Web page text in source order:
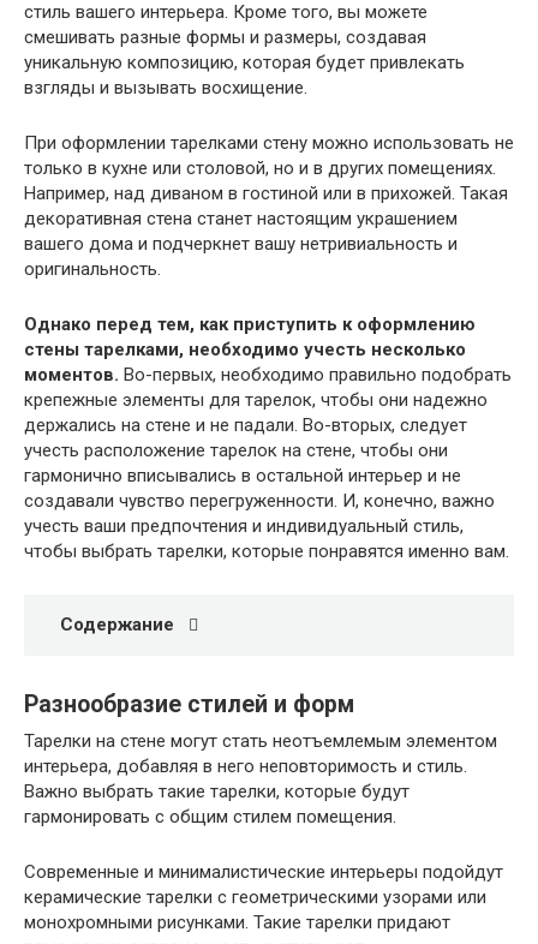
стиль вашего интерьера. Кроме того, вы можете
смешивать разные формы и размеры, создавая
уникальную композицию, которая будет привлекать
взгляды и вызывать восхищение.
При оформлении тарелками стену можно использовать не
только в кухне или столовой, но и в других помещениях.
Например, над диваном в гостиной или в прихожей. Такая
декоративная стена станет настоящим украшением
вашего дома и подчеркнет вашу нетривиальность и
оригинальность.
Однако перед тем, как приступить к оформлению
стены тарелками, необходимо учесть несколько
моментов. Во-первых, необходимо правильно подобрать
крепежные элементы для тарелок, чтобы они надежно
держались на стене и не падали. Во-вторых, следует
учесть расположение тарелок на стене, чтобы они
гармонично вписывались в остальной интерьер и не
создавали чувство перегруженности. И, конечно, важно
учесть ваши предпочтения и индивидуальный стиль,
чтобы выбрать тарелки, которые понравятся именно вам.
Содержание
Разнообразие стилей и форм
Тарелки на стене могут стать неотъемлемым элементом
интерьера, добавляя в него неповторимость и стиль.
Важно выбрать такие тарелки, которые будут
гармонировать с общим стилем помещения.
Современные и минималистические интерьеры подойдут
керамические тарелки с геометрическими узорами или
монохромными рисунками. Такие тарелки придают